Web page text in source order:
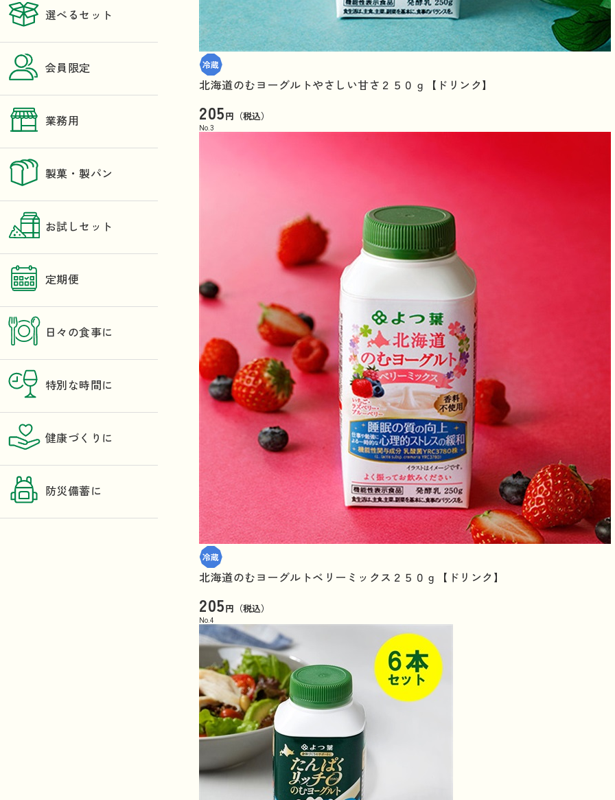
選べるセット
会員限定
業務用
製菓・製パン
お試しセット
定期便
日々の食事に
特別な時間に
健康づくりに
防災備蓄に
北海道のむヨーグルトやさしい甘さ２５０ｇ【ドリンク】
205円（税込）
No.3
北海道のむヨーグルトベリーミックス２５０ｇ【ドリンク】
205円（税込）
No.4